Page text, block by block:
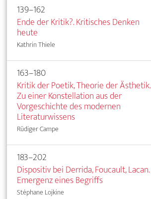
139–162
Ende der Kritik?. Kritisches Denken
heute
Kathrin Thiele
163–180
Kritik der Poetik, Theorie der Ästhetik.
Zu einer Konstellation aus der
Vorgeschichte des modernen
Literaturwissens
Rüdiger Campe
183–202
Dispositiv bei Derrida, Foucault, Lacan.
Emergenz eines Begriffs
Stéphane Lojkine